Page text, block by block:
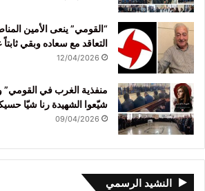
“القومي” ينعى الأمين
التعاقد مع سعاده وبقي
12/04/2026
منفذية الغرب في القومي”
شيّعوا الشهيدة رنا شيّا
09/04/2026
النشيد الرسمي